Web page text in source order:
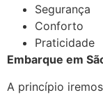
Segurança
Conforto
Praticidade
Embarque em
A princípio